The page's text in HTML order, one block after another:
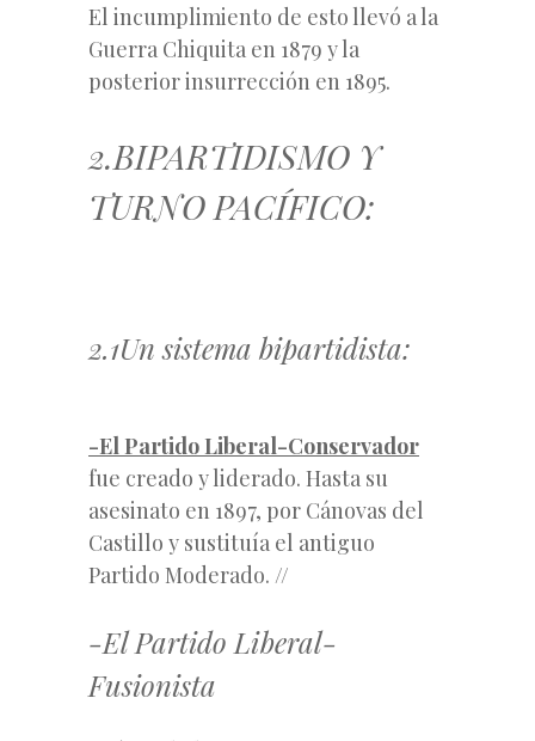
El incumplimiento de esto llevó a la
Guerra Chiquita en 1879 y la
posterior insurrección en 1895.
2.BIPARTIDISMO Y
TURNO PACÍFICO:
2.1Un sistema bipartidista:
-El Partido Liberal-Conservador
fue creado y liderado. Hasta su
asesinato en 1897, por Cánovas del
Castillo y sustituía el antiguo
Partido Moderado. //
-El Partido Liberal-
Fusionista